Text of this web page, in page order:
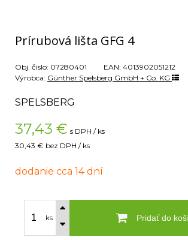
Prírubová lišta GFG 4
Obj. čislo: 07280401 EAN: 4013902051212
Výrobca: Günther Spelsberg GmbH + Co. KG
SPELSBERG
37,43 € s DPH / ks
30,43 € bez DPH / ks
dodanie cca 14 dní
ks Pridať do